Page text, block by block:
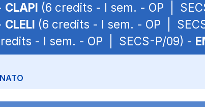
CLAPI (6 credits - I sem. - OP |
CLELI (6 credits - I sem. - OP |
- I sem. - OP | SECS-P/09) -